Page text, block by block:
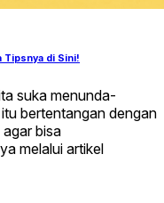
Tipsnya di Sini!
suka menunda-
bertentangan dengan
bisa
melalui artikel